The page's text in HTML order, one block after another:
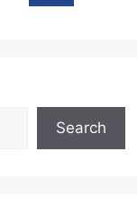
Search